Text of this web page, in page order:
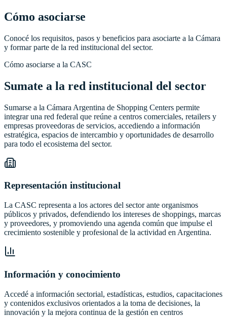
Cómo asociarse
Conocé los requisitos, pasos y beneficios para asociarte a la Cámara
y formar parte de la red institucional del sector.
Cómo asociarse a la CASC
Sumate a la red institucional del sector
Sumarse a la Cámara Argentina de Shopping Centers permite
integrar una red federal que reúne a centros comerciales, retailers y
empresas proveedoras de servicios, accediendo a información
estratégica, espacios de intercambio y oportunidades de desarrollo
para todo el ecosistema del sector.
Representación institucional
La CASC representa a los actores del sector ante organismos
públicos y privados, defendiendo los intereses de shoppings, marcas
y proveedores, y promoviendo una agenda común que impulse el
crecimiento sostenible y profesional de la actividad en Argentina.
Información y conocimiento
Accedé a información sectorial, estadísticas, estudios, capacitaciones
y contenidos exclusivos orientados a la toma de decisiones, la
innovación y la mejora continua de la gestión en centros